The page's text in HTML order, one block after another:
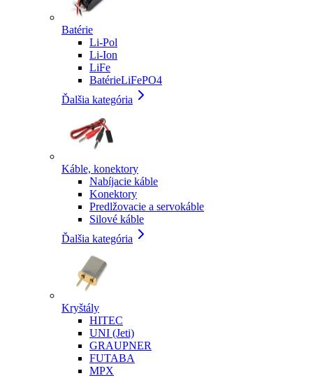
Batérie
Li-Pol
Li-Ion
LiFe
BatérieLiFePO4
Ďalšia kategória
Káble, konektory
Nabíjacie káble
Konektory
Predlžovacie a servokáble
Silové káble
Ďalšia kategória
Kryštály
HITEC
UNI (Jeti)
GRAUPNER
FUTABA
MPX